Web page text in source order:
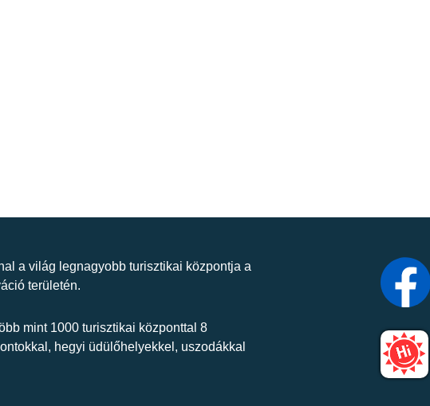
a világ legnagyobb turisztikai központja a
területén.
mint 1000 turisztikai központtal 8
hegyi üdülőhelyekkel, uszodákkal